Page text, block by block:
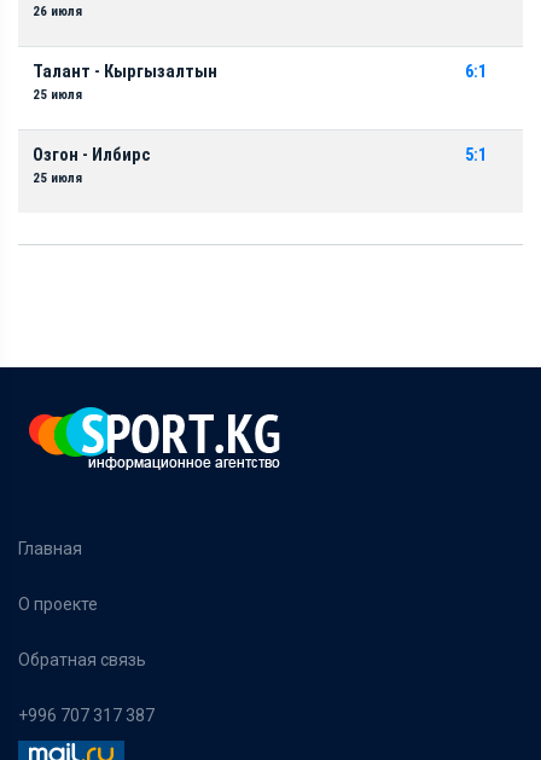
26 июля
Талант - Кыргызалтын
25 июля
6:1
Озгон - Илбирс
25 июля
5:1
Главная
О проекте
Обратная связь
+996 707 317 387